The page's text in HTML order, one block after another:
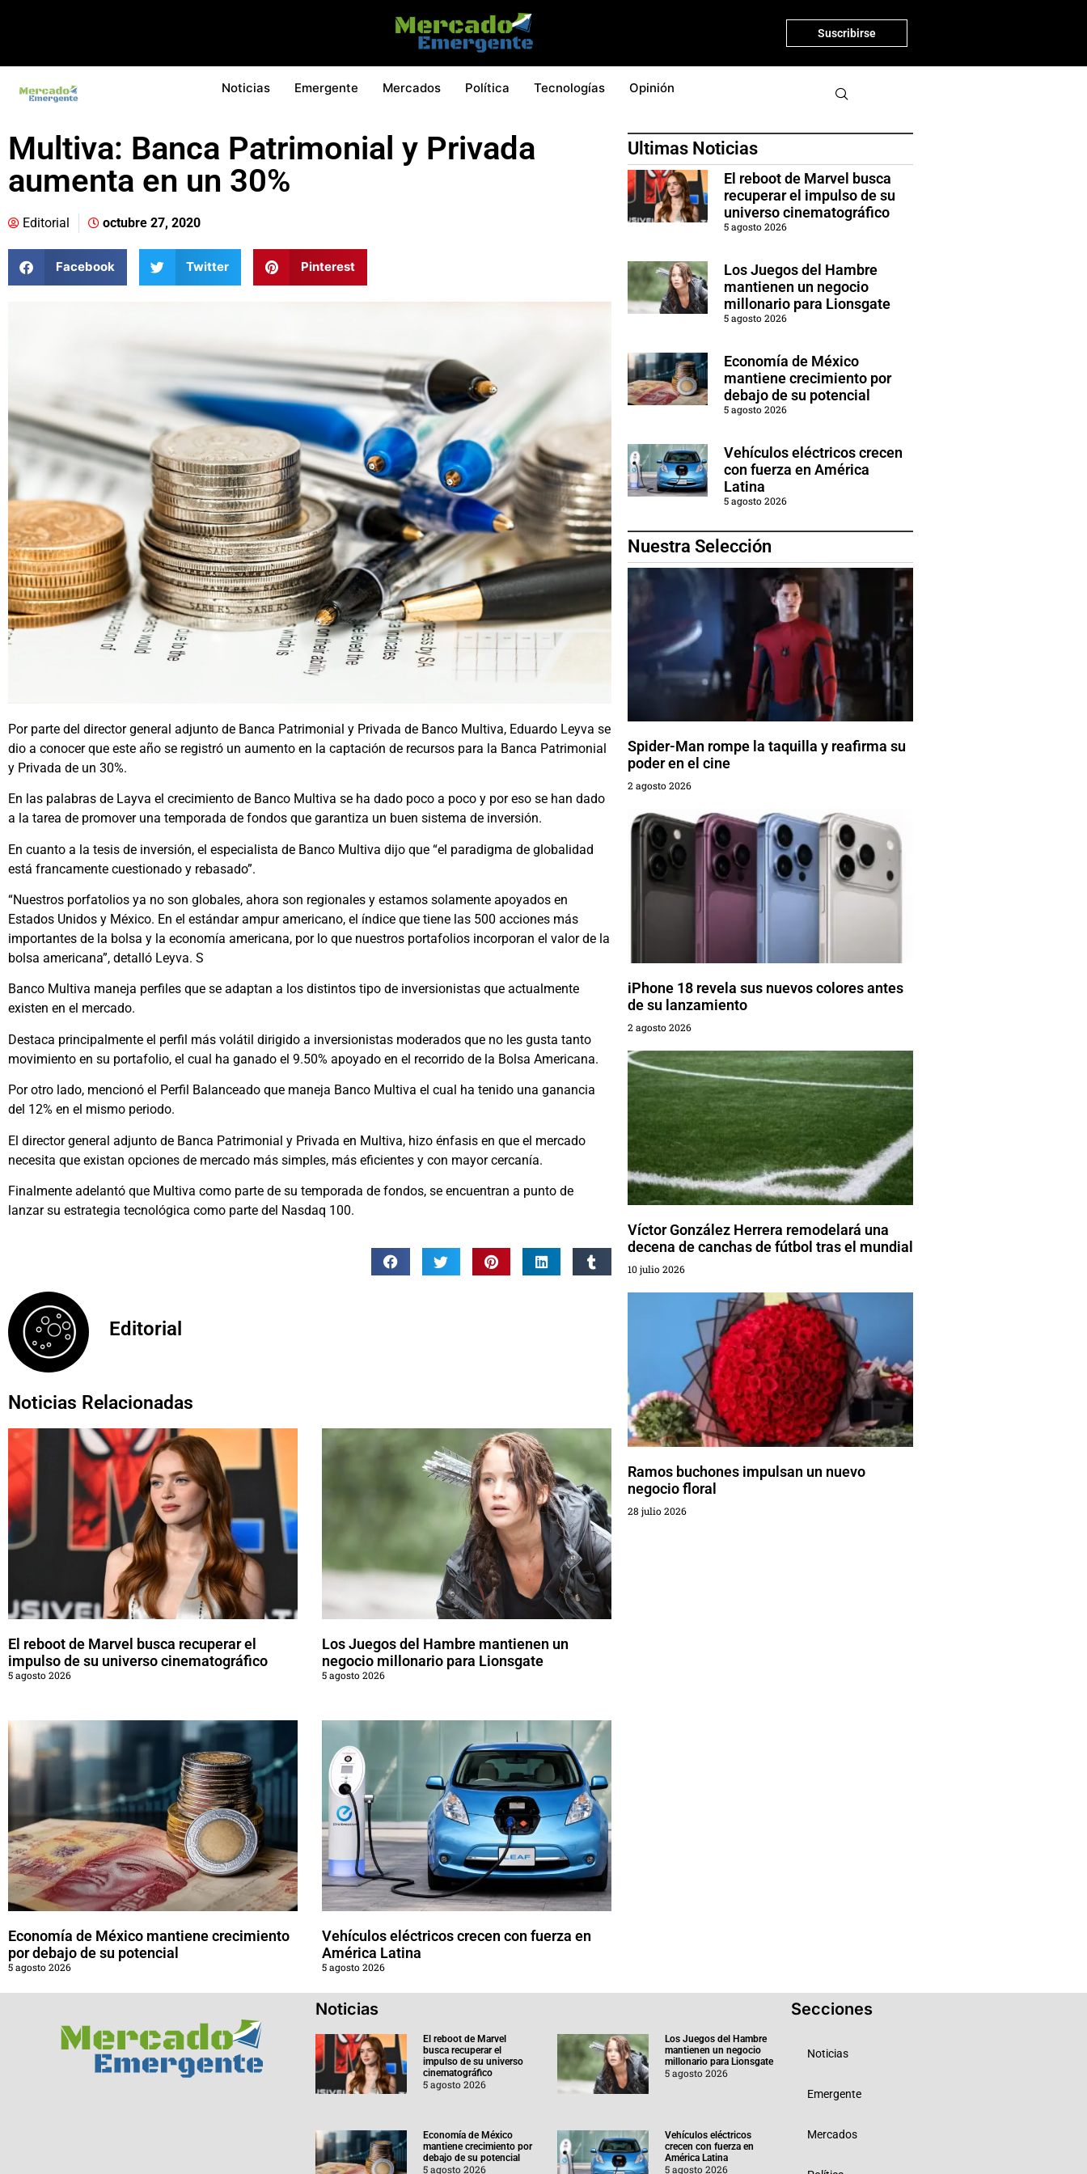
Suscribirse
Noticias Emergente Mercados Política Tecnologías Opinión
Multiva: Banca Patrimonial y Privada
aumenta en un 30%
Editorial octubre 27, 2020
Facebook Twitter Pinterest
Por parte del director general adjunto de Banca Patrimonial y Privada de Banco Multiva, Eduardo Leyva se
dio a conocer que este año se registró un aumento en la captación de recursos para la Banca Patrimonial
y Privada de un 30%.
En las palabras de Layva el crecimiento de Banco Multiva se ha dado poco a poco y por eso se han dado
a la tarea de promover una temporada de fondos que garantiza un buen sistema de inversión.
En cuanto a la tesis de inversión, el especialista de Banco Multiva dijo que “el paradigma de globalidad
está francamente cuestionado y rebasado”.
“Nuestros porfatolios ya no son globales, ahora son regionales y estamos solamente apoyados en
Estados Unidos y México. En el estándar ampur americano, el índice que tiene las 500 acciones más
importantes de la bolsa y la economía americana, por lo que nuestros portafolios incorporan el valor de la
bolsa americana”, detalló Leyva. S
Banco Multiva maneja perfiles que se adaptan a los distintos tipo de inversionistas que actualmente
existen en el mercado.
Destaca principalmente el perfil más volátil dirigido a inversionistas moderados que no les gusta tanto
movimiento en su portafolio, el cual ha ganado el 9.50% apoyado en el recorrido de la Bolsa Americana.
Por otro lado, mencionó el Perfil Balanceado que maneja Banco Multiva el cual ha tenido una ganancia
del 12% en el mismo periodo.
El director general adjunto de Banca Patrimonial y Privada en Multiva, hizo énfasis en que el mercado
necesita que existan opciones de mercado más simples, más eficientes y con mayor cercanía.
Finalmente adelantó que Multiva como parte de su temporada de fondos, se encuentran a punto de
lanzar su estrategia tecnológica como parte del Nasdaq 100.
Editorial
Noticias Relacionadas
El reboot de Marvel busca recuperar el
impulso de su universo cinematográfico
5 agosto 2026
Los Juegos del Hambre mantienen un
negocio millonario para Lionsgate
5 agosto 2026
Economía de México mantiene crecimiento
por debajo de su potencial
5 agosto 2026
Vehículos eléctricos crecen con fuerza en
América Latina
5 agosto 2026
Ultimas Noticias
El reboot de Marvel busca
recuperar el impulso de su
universo cinematográfico
5 agosto 2026
Los Juegos del Hambre
mantienen un negocio
millonario para Lionsgate
5 agosto 2026
Economía de México
mantiene crecimiento por
debajo de su potencial
5 agosto 2026
Vehículos eléctricos crecen
con fuerza en América
Latina
5 agosto 2026
Nuestra Selección
Spider-Man rompe la taquilla y reafirma su
poder en el cine
2 agosto 2026
iPhone 18 revela sus nuevos colores antes
de su lanzamiento
2 agosto 2026
Víctor González Herrera remodelará una
decena de canchas de fútbol tras el mundial
10 julio 2026
Ramos buchones impulsan un nuevo
negocio floral
28 julio 2026
Noticias
El reboot de Marvel
busca recuperar el
impulso de su universo
cinematográfico
5 agosto 2026
Los Juegos del Hambre
mantienen un negocio
millonario para Lionsgate
5 agosto 2026
Economía de México
mantiene crecimiento por
debajo de su potencial
5 agosto 2026
Vehículos eléctricos
crecen con fuerza en
América Latina
5 agosto 2026
Secciones
Noticias
Emergente
Mercados